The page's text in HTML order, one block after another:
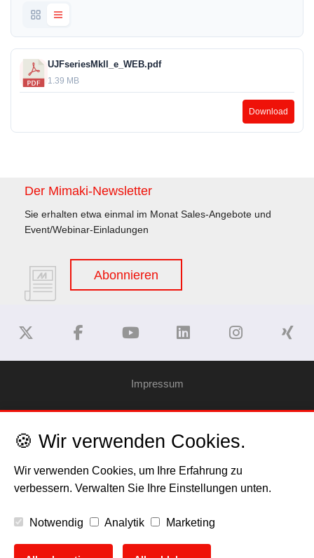
UJFseriesMkll_e_WEB.pdf
1.39 MB
Download
Der Mimaki-Newsletter
Sie erhalten etwa einmal im Monat Sales-Angebote und
Event/Webinar-Einladungen
Abonnieren
Impressum
Cookies
🍪 Wir verwenden Cookies.
Wir verwenden Cookies, um Ihre Erfahrung zu
verbessern. Verwalten Sie Ihre Einstellungen unten.
Notwendig Analytik Marketing